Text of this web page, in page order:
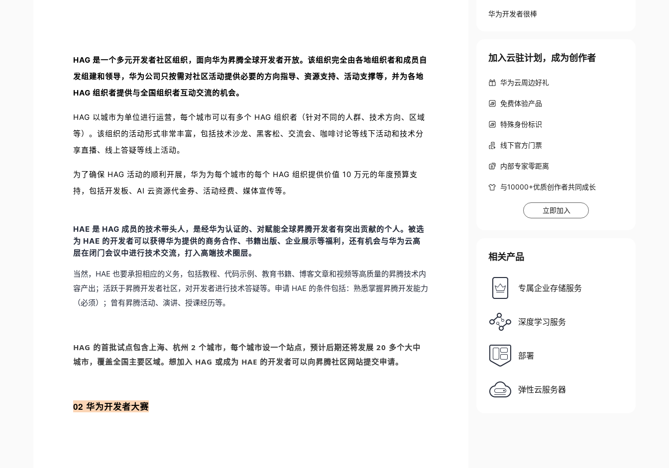
HAG 是一个多元开发者社区组织，面向华为昇腾全球开发者开放。该组织完全由各地组织者和成员自
发组建和领导，华为公司只按需对社区活动提供必要的方向指导、资源支持、活动支撑等，并为各地
HAG 组织者提供与全国组织者互动交流的机会。
HAG 以城市为单位进行运营，每个城市可以有多个 HAG 组织者（针对不同的人群、技术方向、区域
等）。该组织的活动形式非常丰富，包括技术沙龙、黑客松、交流会、咖啡讨论等线下活动和技术分
享直播、线上答疑等线上活动。
为了确保 HAG 活动的顺利开展，华为为每个城市的每个 HAG 组织提供价值 10 万元的年度预算支
持，包括开发板、AI 云资源代金券、活动经费、媒体宣传等。
HAE 是 HAG 成员的技术带头人，是经华为认证的、对赋能全球昇腾开发者有突出贡献的个人。被选
为 HAE 的开发者可以获得华为提供的商务合作、书籍出版、企业展示等福利，还有机会与华为云高
层在闭门会议中进行技术交流，打入高端技术圈层。
当然，HAE 也要承担相应的义务，包括教程、代码示例、教育书籍、博客文章和视频等高质量的昇腾技术内
容产出；活跃于昇腾开发者社区，对开发者进行技术答疑等。申请 HAE 的条件包括：熟悉掌握昇腾开发能力
（必须）；曾有昇腾活动、演讲、授课经历等。
HAG 的首批试点包含上海、杭州 2 个城市，每个城市设一个站点，预计后期还将发展 20 多个大中
城市，覆盖全国主要区域。想加入 HAG 或成为 HAE 的开发者可以向昇腾社区网站提交申请。
02 华为开发者大赛
华为开发者很棒
加入云驻计划，成为创作者
华为云周边好礼
免费体验产品
特殊身份标识
线下官方门票
内部专家零距离
与10000+优质创作者共同成长
立即加入
相关产品
专属企业存储服务
深度学习服务
部署
弹性云服务器